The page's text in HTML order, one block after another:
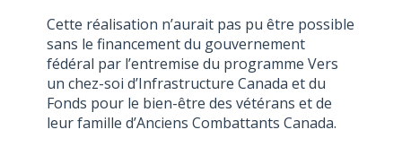
Cette réalisation n’aurait pas pu être possible
sans le financement du gouvernement
fédéral par l’entremise du programme Vers
un chez-soi d’Infrastructure Canada et du
Fonds pour le bien-être des vétérans et de
leur famille d’Anciens Combattants Canada.